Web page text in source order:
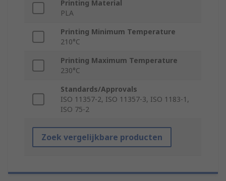
Printing Material
PLA
Printing Minimum Temperature
210°C
Printing Maximum Temperature
230°C
Standards/Approvals
ISO 11357-2, ISO 11357-3, ISO 1183-1,
ISO 75-2
Zoek vergelijkbare producten